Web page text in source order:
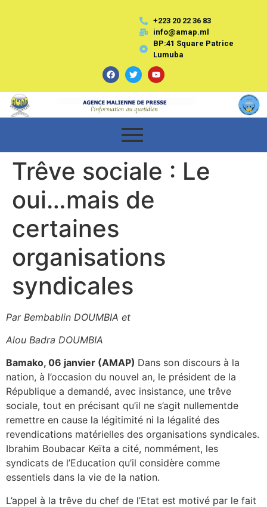
+223 20 22 36 83
info@amap.ml
BP:41 Square Patrice
Lumuba
Trêve sociale : Le
oui…mais de
certaines
organisations
syndicales
Par Bembablin DOUMBIA et
Alou Badra DOUMBIA
Bamako, 06 janvier (AMAP) Dans son discours à la
nation, à l’occasion du nouvel an, le président de la
République a demandé, avec insistance, une trêve
sociale, tout en précisant qu’il ne s’agit nullementde
remettre en cause la légitimité ni la légalité des
revendications matérielles des organisations syndicales.
Ibrahim Boubacar Keïta a cité, nommément, les
syndicats de l’Education qu’il considère comme
essentiels dans la vie de la nation.
L’appel à la trêve du chef de l’Etat est motivé par le fait